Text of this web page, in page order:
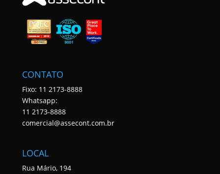
CONTATO
Fixo: 11 2173-8888
Whatsapp:
11 2173-8888
comercial@assecont.com.br
LOCAL
Rua Mário, 194